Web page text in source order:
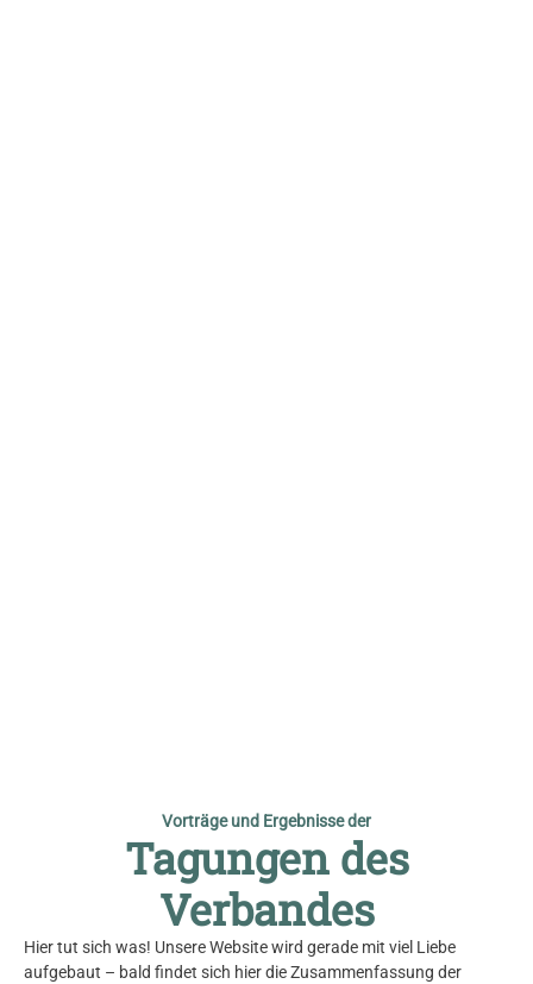
Vorträge und Ergebnisse der
Tagungen des
Verbandes
Hier tut sich was! Unsere Website wird gerade mit viel Liebe
aufgebaut – bald findet sich hier die Zusammenfassung der